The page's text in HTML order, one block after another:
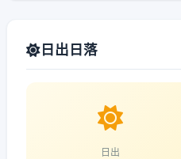
日出日落
日出